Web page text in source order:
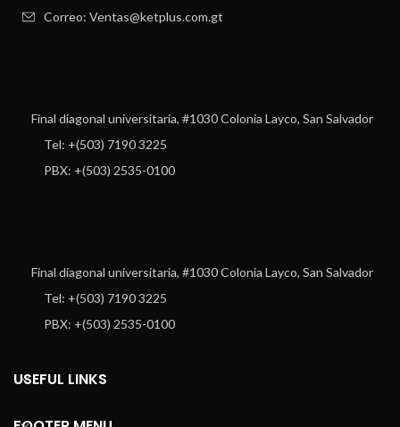
Correo: Ventas@ketplus.com.gt
Final diagonal universitaria, #1030 Colonia Layco, San Salvador
Tel: +(503) 7190 3225
PBX: +(503) 2535-0100
Final diagonal universitaria, #1030 Colonia Layco, San Salvador
Tel: +(503) 7190 3225
PBX: +(503) 2535-0100
USEFUL LINKS